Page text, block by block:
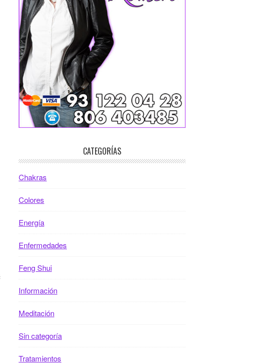
CATEGORÍAS
Chakras
Colores
Energía
Enfermedades
Feng Shui
Información
Meditación
Sin categoría
Tratamientos